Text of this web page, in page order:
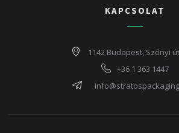
KAPCSOLAT
1142 Budapest, Szőnyi
+36 1 363 1447